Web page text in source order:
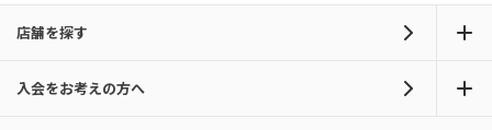
店舗を探す
入会をお考えの方へ